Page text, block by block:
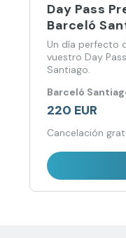
Day Pass
Barceló
Un día perfecto
vuestro Day
Santiago.
Barceló
220 EUR
Cancelación